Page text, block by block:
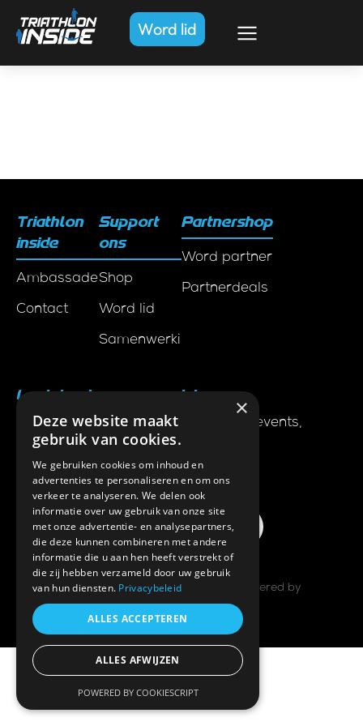
Word lid
Triathlon
inside
Ambassadeurs
Contact
Support
ons
Shop
Word lid
Samenwerkingen
Partnershop
Word partner
Partnerdeals
Laatste nieuws en updates
Ontvang als eerste het nieuws over events,
athleten en speciale deals in je mail.
Schrijf je in
© Copyright 2025 | All Rights Reserved | Powered by
Triathlon Inside
×
Deze website maakt
gebruik van cookies.
We gebruiken cookies om inhoud en
advertenties te personaliseren en om ons
verkeer te analyseren. We delen ook
informatie over uw gebruik van onze site
met onze advertentie- en analysepartners,
die deze kunnen combineren met andere
informatie die u aan hen heeft verstrekt of
die zij hebben verzameld door uw gebruik
van hun diensten. Privacybeleid
ALLES ACCEPTEREN
ALLES AFWIJZEN
POWERED BY COOKIESCRIPT